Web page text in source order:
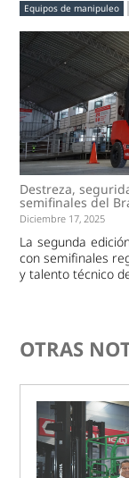
Equipos de manipuleo
Destreza,
semifinales del
Diciembre 17, 2025
La segunda
con semifinales
y talento técnico
OTRAS